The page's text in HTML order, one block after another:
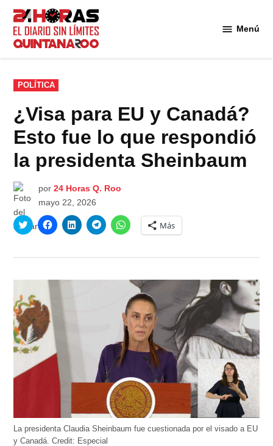
Saltar
contenido
Menú
PUBLICADO
EN
POLÍTICA
¿Visa para EU y Canadá?
Esto fue lo que respondió
la presidenta Sheinbaum
por 24 Horas Q. Roo
mayo 22, 2026
Haz
clic
en
abre
una
ventana
nueva)
Haz
clic
en
abre
Haz
clic
en
abre
Haz
clic
en
abre
ventana
nueva)
Haz
clic
para
en
abre
en
una
ventana
nueva)
Más
La presidenta Claudia Sheinbaum fue cuestionada por el visado a EU
y Canadá.Credit: Especial